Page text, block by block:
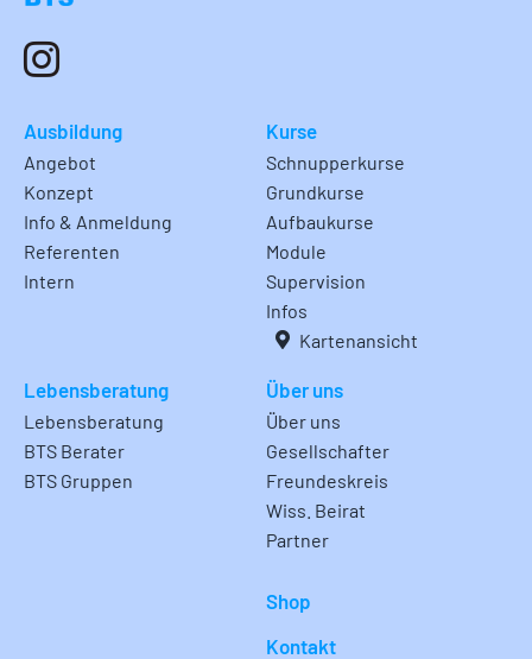
Ausbildung
Angebot
Konzept
Info & Anmeldung
Referenten
Intern
Kurse
Schnupperkurse
Grundkurse
Aufbaukurse
Module
Supervision
Infos
Kartenansicht
Lebensberatung
Lebensberatung
BTS Berater
BTS Gruppen
Über uns
Über uns
Gesellschafter
Freundeskreis
Wiss. Beirat
Partner
Shop
Kontakt